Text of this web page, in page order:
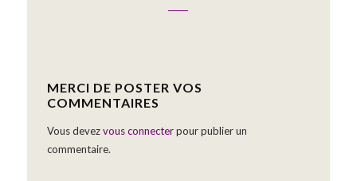
MERCI DE POSTER VOS
COMMENTAIRES
Vous devezvous connecterpour publier un
commentaire.